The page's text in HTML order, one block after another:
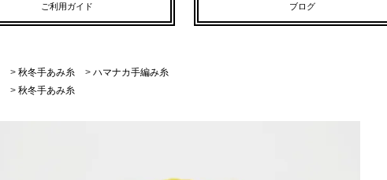
ご利用ガイド ブログ
> 秋冬手あみ糸 > ハマナカ手編み糸
> 秋冬手あみ糸